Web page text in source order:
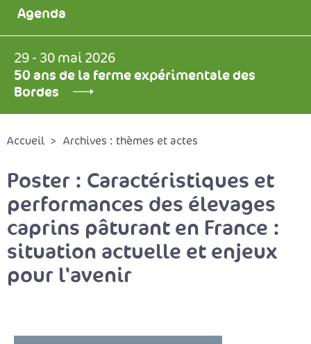
Agenda
29 - 30 mai 2026
50 ans de la ferme expérimentale des
Bordes
Accueil Archives : thèmes et actes
Poster : Caractéristiques et
performances des élevages
caprins pâturant en France :
situation actuelle et enjeux
pour l'avenir